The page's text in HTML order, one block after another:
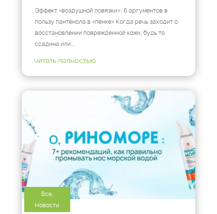
Эффект «воздушной повязки»: 6 аргументов в
пользу пантенола в «пенке» Когда речь заходит о
восстановлении поврежденной кожи, будь то
ссадина или...
читать полностью
Все,
Новости